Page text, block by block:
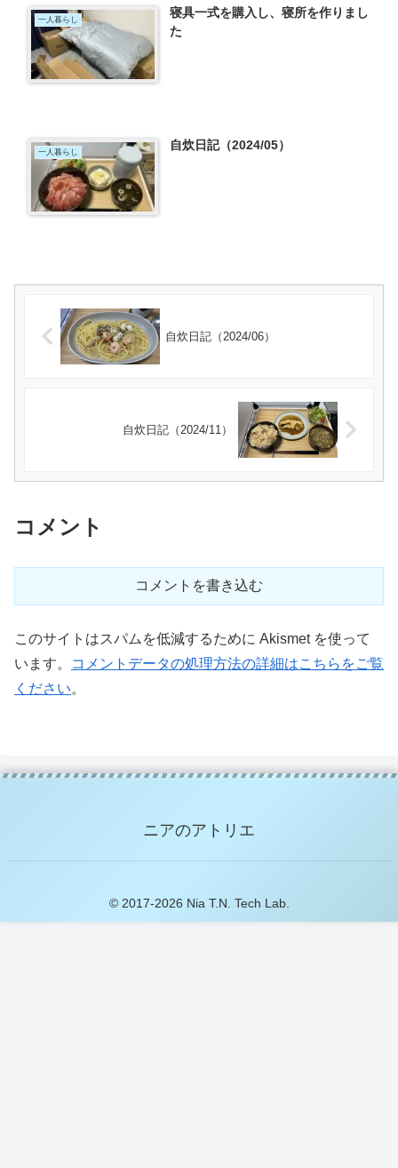
一人暮らし
寝具一式を購入し、寝所を作りまし
た
一人暮らし 自炊日記（2024/05）
自炊日記（2024/06）
自炊日記（2024/11）
コメント
コメントを書き込む
このサイトはスパムを低減するために Akismet を使って
います。
コメントデータの処理方法の詳細はこちらをご覧
ください。
ニアのアトリエ
© 2017-2026 Nia T.N. Tech Lab.